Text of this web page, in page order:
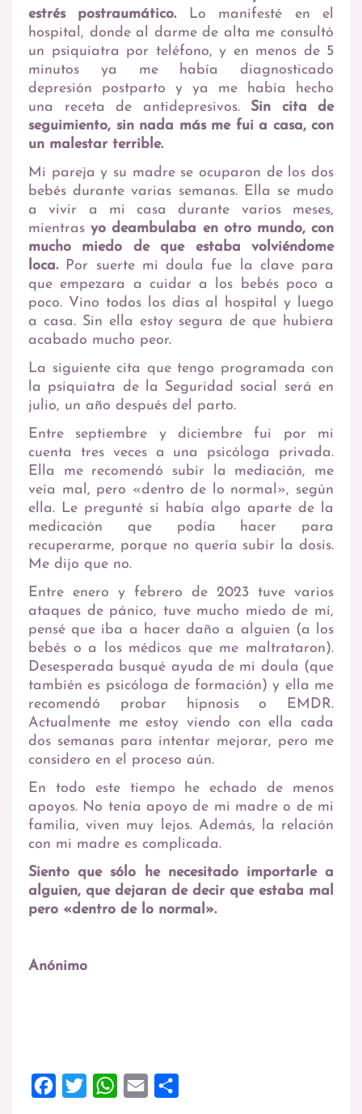
estrés postraumático.Lo manifesté en el
hospital, donde al darme de alta me consultó
un psiquiatra por teléfono, y en menos de 5
minutos ya me había diagnosticado
depresión postparto y ya me había hecho
una receta de antidepresivos. Sin cita de
seguimiento, sin nada más me fui a casa, con
un malestar terrible.
Mi pareja y su madre se ocuparon de los dos
bebés durante varias semanas. Ella se mudo
a vivir a mi casa durante varios meses,
mientrasyo deambulaba en otro mundo, con
mucho miedo de que estaba volviéndome
loca.Por suerte mi doula fue la clave para
que empezara a cuidar a los bebés poco a
poco. Vino todos los días al hospital y luego
a casa. Sin ella estoy segura de que hubiera
acabado mucho peor.
La siguiente cita que tengo programada con
la psiquiatra de la Seguridad social será en
julio, un año después del parto.
Entre septiembre y diciembre fui por mi
cuenta tres veces a una psicóloga privada.
Ella me recomendó subir la mediación, me
veía mal, pero «dentro de lo normal», según
ella. Le pregunté si había algo aparte de la
medicación que podía hacer para
recuperarme, porque no quería subir la dosis.
Me dijo que no.
Entre enero y febrero de 2023 tuve varios
ataques de pánico, tuve mucho miedo de mí,
pensé que iba a hacer daño a alguien (a los
bebés o a los médicos que me maltrataron).
Desesperada busqué ayuda de mi doula (que
también es psicóloga de formación) y ella me
recomendó probar hipnosis o EMDR.
Actualmente me estoy viendo con ella cada
dos semanas para intentar mejorar, pero me
considero en el proceso aún.
En todo este tiempo he echado de menos
apoyos. No tenía apoyo de mi madre o de mi
familia, viven muy lejos. Además, la relación
con mi madre es complicada.
Siento que sólo he necesitado importarle a
alguien, que dejaran de decir que estaba mal
pero «dentro de lo normal».
Anónimo
Facebook
Twitter WhatsApp
Email